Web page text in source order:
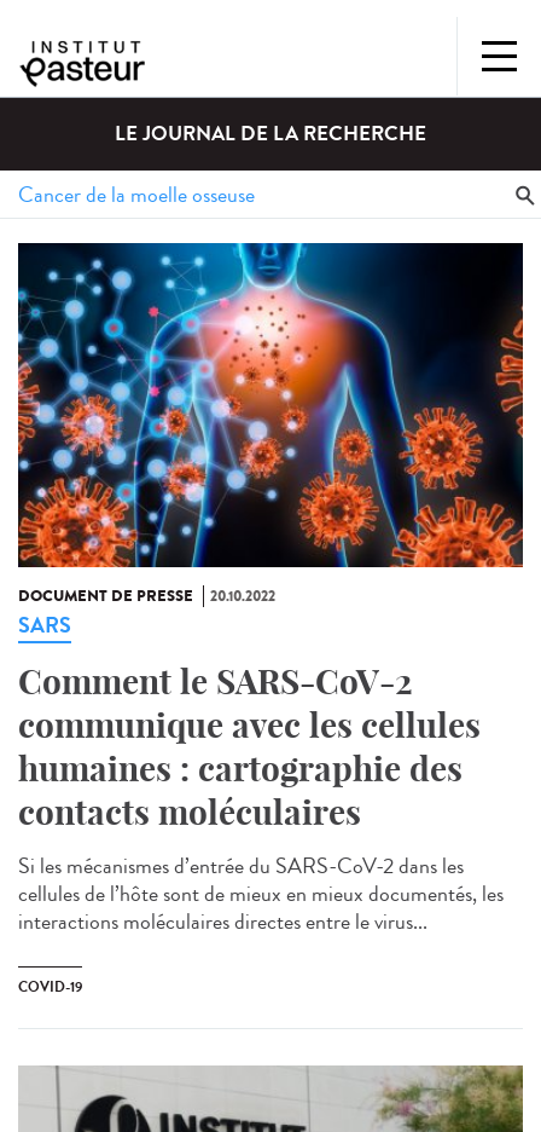
LE JOURNAL DE LA RECHERCHE
DOCUMENT DE PRESSE 20.10.2022
SARS
Comment le SARS-CoV-2
communique avec les cellules
humaines : cartographie des
contacts moléculaires
Si les mécanismes d’entrée du SARS-CoV-2 dans les
cellules de l’hôte sont de mieux en mieux documentés, les
interactions moléculaires directes entre le virus...
COVID-19